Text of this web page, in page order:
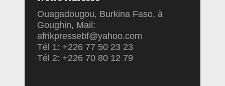
Ouagadougou, Burkina Faso, à
Goughin, Mail:
afrikpressebf@yahoo.com
Tél 1: +226 77 50 23 23
Tél 2: +226 70 80 12 79